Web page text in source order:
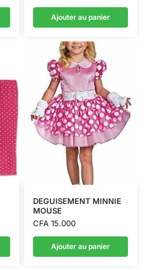
Ajouter au panier
DEGUISEMENT MINNIE
MOUSE
CFA15.000
Ajouter au panier